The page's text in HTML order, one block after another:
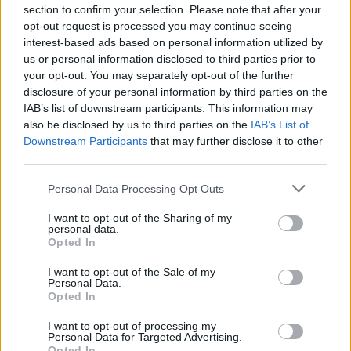
section to confirm your selection. Please note that after your
opt-out request is processed you may continue seeing
interest-based ads based on personal information utilized by
us or personal information disclosed to third parties prior to
your opt-out. You may separately opt-out of the further
disclosure of your personal information by third parties on the
IAB’s list of downstream participants. This information may
also be disclosed by us to third parties on the IAB’s List of
Downstream Participants that may further disclose it to other
Personal Data Processing Opt Outs
I want to opt-out of the Sharing of my
personal data.
Opted In
I want to opt-out of the Sale of my
Personal Data.
Opted In
I want to opt-out of processing my
Personal Data for Targeted Advertising.
contemporaneità con ilWest Hamnella lotta salvezza. Di
mezzo però, c’è proprio lafinale di Fa Cup. Il Chelsea nel
week-end ha giocato a Wembley contro il City. La finalesi è
disputata sabato alle 16, e per questo i Bluesavranno dei
giorni di riposo, giocando il derby contro il Tottenham 4
giorni dopo, di martedì. La pressione sugli uomini di De
Zerbi sarà altissima, specialmente dopo la sconfitta del
West Ham. Gli Spurs stasera potrebbero essere già salvi
Anno di Fondazione: